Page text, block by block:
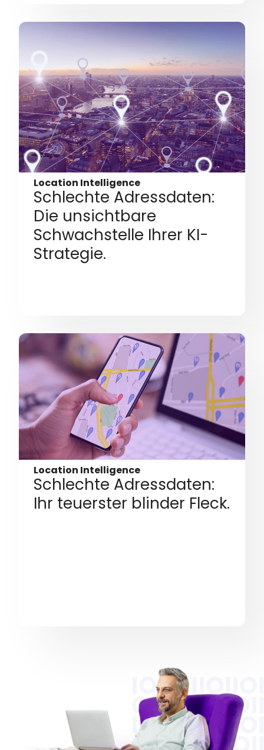
Location Intelligence
Schlechte Adressdaten:
Die unsichtbare
Schwachstelle Ihrer KI-
Strategie.
Location Intelligence
Schlechte Adressdaten:
Ihr teuerster blinder Fleck.